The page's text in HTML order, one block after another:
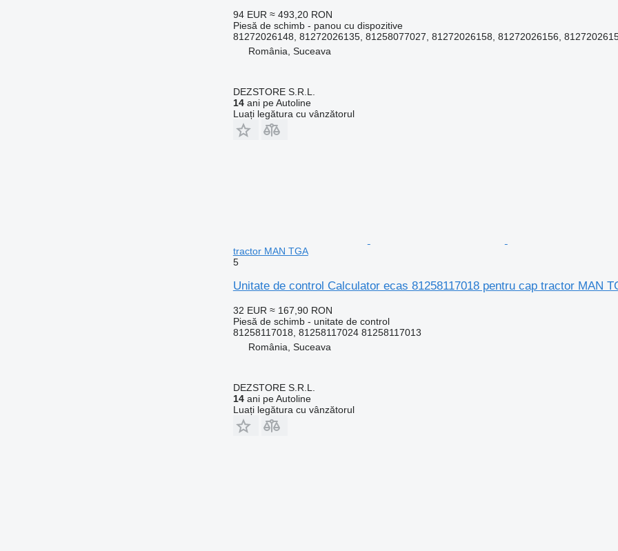
94 EUR ≈ 493,20 RON
Piesă de schimb - panou cu dispozitive
81272026148, 81272026135, 81258077027, 81272026158, 81272026156,
România, Suceava
DEZSTORE S.R.L.
14ani pe Autoline
Luați legătura cu vânzătorul
tractor MAN TGA
5
Unitate de control Calculator ecas 81258117018 pentru cap tractor MAN
32 EUR ≈ 167,90 RON
Piesă de schimb - unitate de control
81258117018, 81258117024 81258117013
România, Suceava
DEZSTORE S.R.L.
14ani pe Autoline
Luați legătura cu vânzătorul